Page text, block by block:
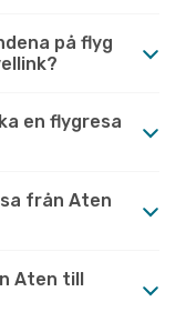
på flyg
en flygresa
från Aten
Aten till